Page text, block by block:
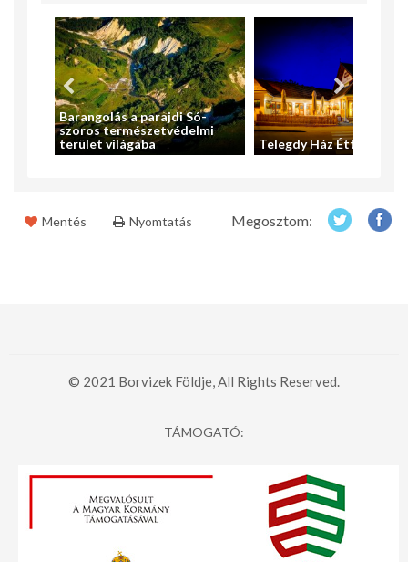
Barangolás a parajdi Só-
szoros természetvédelmi
terület világába
Telegdy Ház Étterem
Mentés Nyomtatás Megosztom:
© 2021 Borvizek Földje, All Rights Reserved.
TÁMOGATÓ: